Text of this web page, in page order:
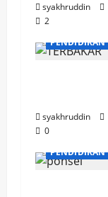
syakhruddin
2
PENDIDIKAN
syakhruddin
0
PENDIDIKAN